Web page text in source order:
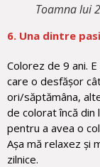
Toamna lui
6. Una dintre
Colorez de 9 ani.
care o desfășor
ori/săptămâna,
de colorat încă din
pentru a avea o
Așa mă relaxez și
zilnice.